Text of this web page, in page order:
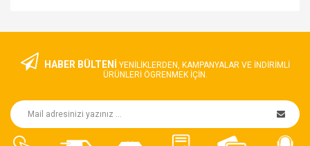
HABER BÜLTENİ YENILIKLERDEN, KAMPANYALAR VE INDIRIMLI
ÜRÜNLERI ÖGRENMEK IÇIN.